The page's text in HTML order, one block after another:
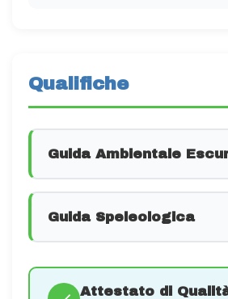
Qualifiche
Guida Ambientale
Guida Speleologica
Attestato di